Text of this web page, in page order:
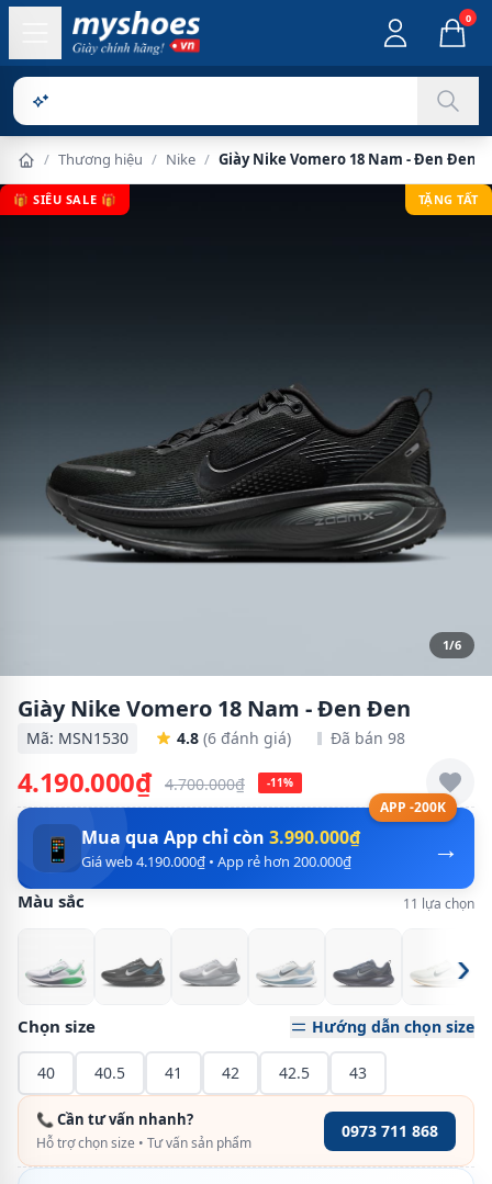
0
Sản phẩm ch
/ Thương hiệu / Nike / Giày Nike Vomero 18 Nam - Đen Đen
🎁 SIÊU SALE 🎁 TẶNG TẤT
1/6
Giày Nike Vomero 18 Nam - Đen Đen
Mã: MSN1530 4.8 (6 đánh giá) Đã bán 98
4.190.000₫ 4.700.000₫ -11%
APP -200K
→
📱 Mua qua App chỉ còn 3.990.000₫
Giá web 4.190.000₫ • App rẻ hơn 200.000₫
Màu sắc 11 lựa chọn
›
Chọn size Hướng dẫn chọn size
40 40.5 41 42 42.5 43
📞 Cần tư vấn nhanh?
Hỗ trợ chọn size • Tư vấn sản phẩm
0973 711 868